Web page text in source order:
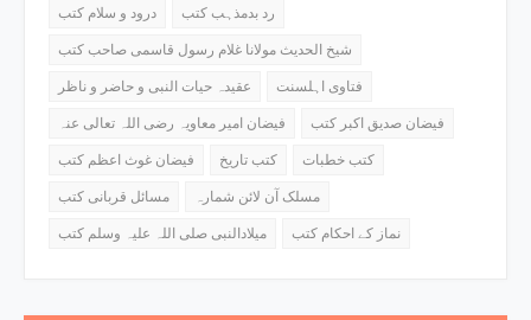
درود و سلام کتب
رد بدمذہب کتب
شیخ الحدیث مولانا غلام رسول قاسمی صاحب کتب
عقیدہ حیات النبی و حاضر و ناظر
فتاوی اہلسنت
فیضان امیر معاویہ رضی اللہ تعالی عنہ
فیضان صدیق اکبر کتب
فیضان غوث اعظم کتب
کتب تاریخ
کتب خطبات
مسائل قربانی کتب
مسلک آن لائن شمارہ
میلادالنبی صلی اللہ علیہ وسلم کتب
نماز کے احکام کتب